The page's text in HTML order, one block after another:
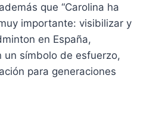
que “Carolina ha
importante: visibilizar y
en España,
un símbolo de esfuerzo,
para generaciones